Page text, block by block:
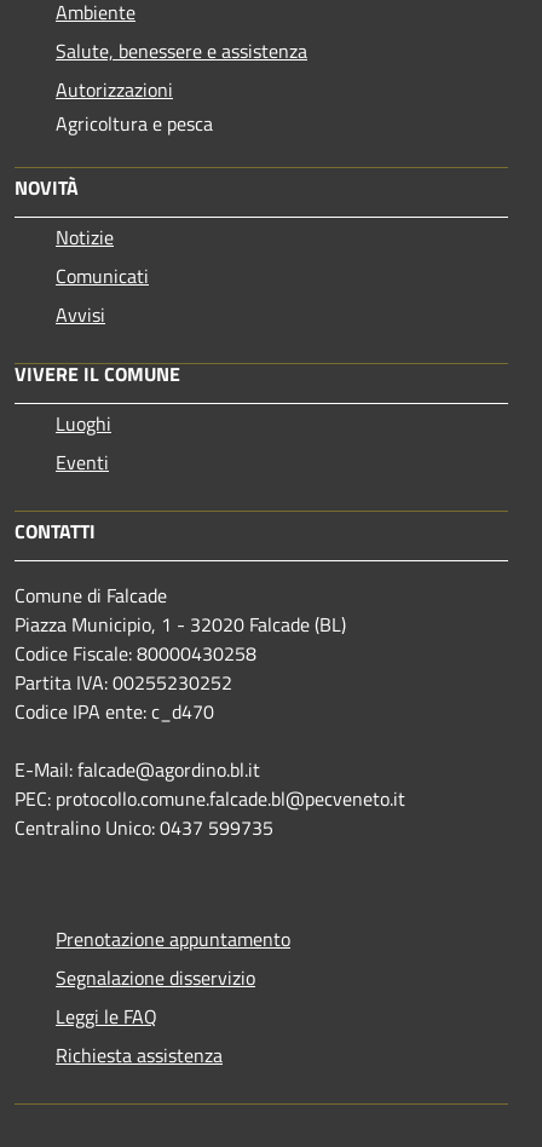
Ambiente
Salute, benessere e assistenza
Autorizzazioni
Agricoltura e pesca
NOVITÀ
Notizie
Comunicati
Avvisi
VIVERE IL COMUNE
Luoghi
Eventi
CONTATTI
Comune di Falcade
Piazza Municipio, 1 - 32020 Falcade (BL)
Codice Fiscale: 80000430258
Partita IVA: 00255230252
Codice IPA ente: c_d470
E-Mail: falcade@agordino.bl.it
PEC: protocollo.comune.falcade.bl@pecveneto.it
Centralino Unico: 0437 599735
Prenotazione appuntamento
Segnalazione disservizio
Leggi le FAQ
Richiesta assistenza